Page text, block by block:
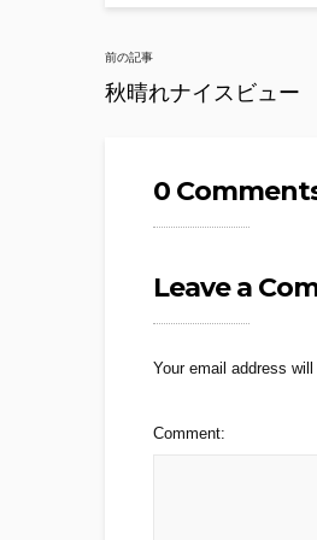
Post
navigation
前の記事
秋晴れナイスビュー
0
Leave a
Your email address will
Comment: